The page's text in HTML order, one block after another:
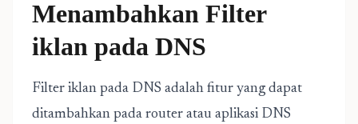
Menambahkan Filter
iklan pada DNS
Filter iklan pada DNS adalah fitur yang dapat
ditambahkan pada router atau aplikasi DNS